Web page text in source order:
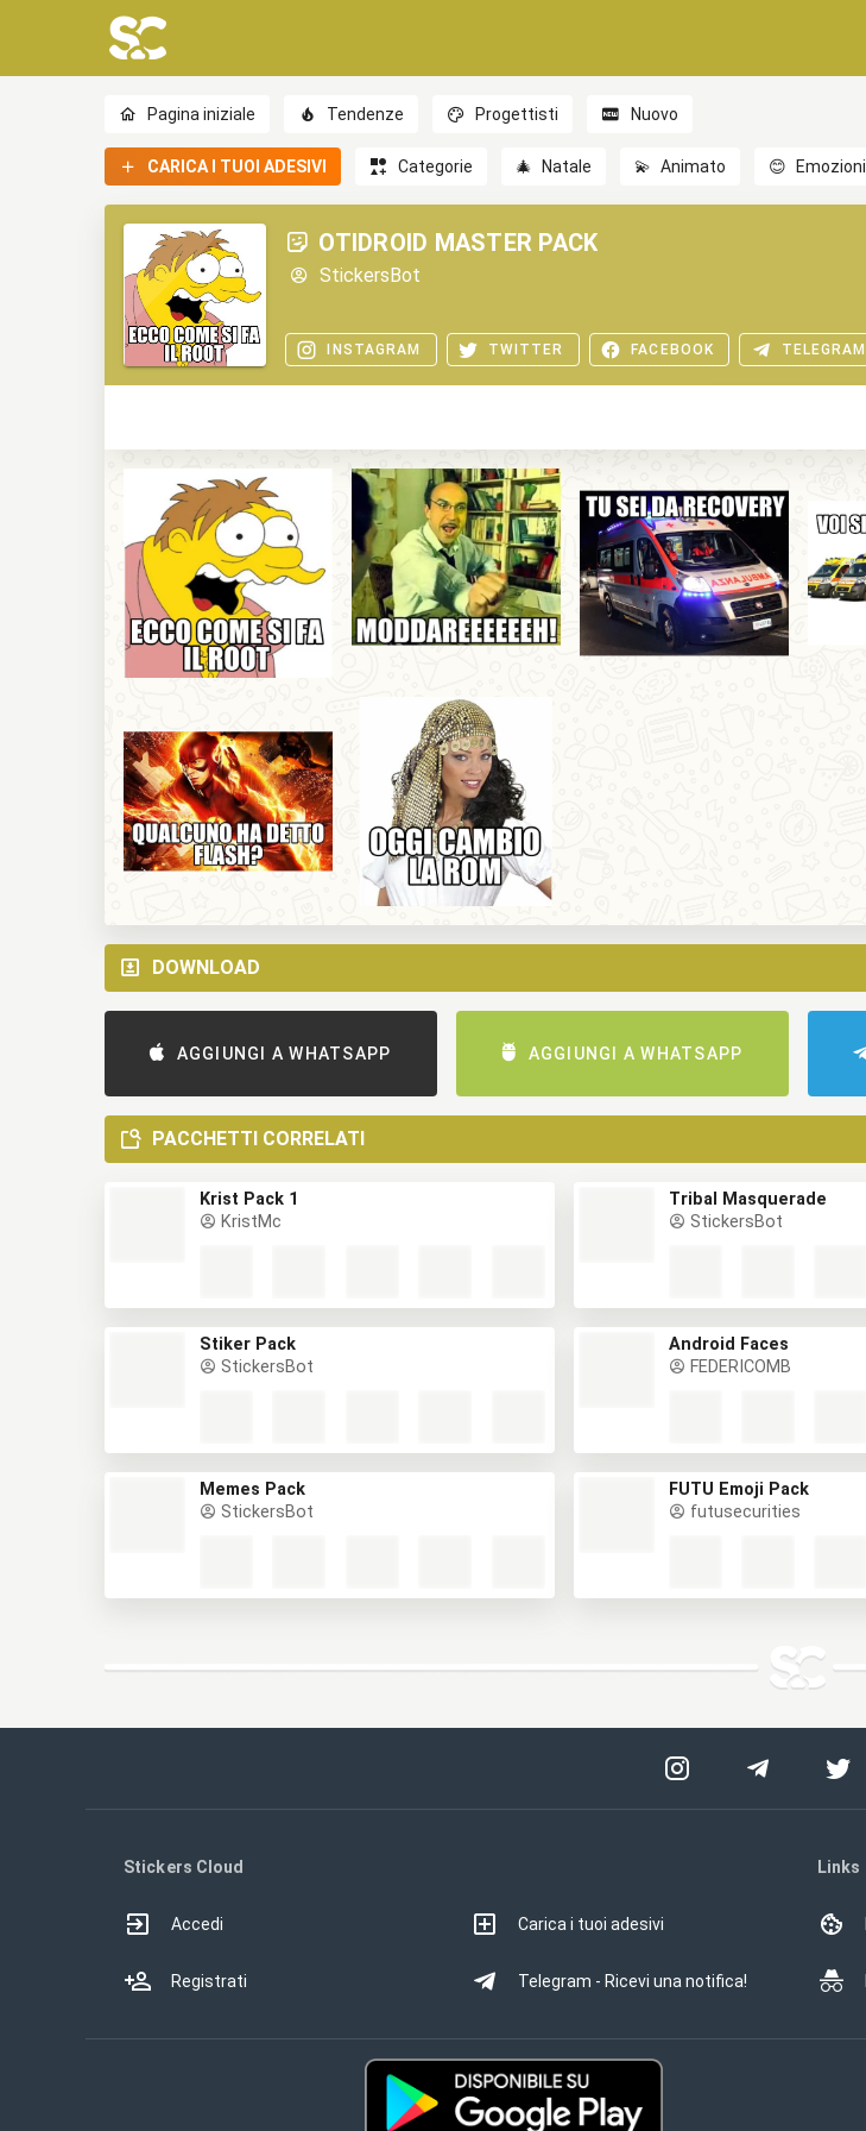
Pagina iniziale Tendenze Progettisti Nuovo
CARICA I TUOI ADESIVI Categorie 🎄 Natale 💫 Animato 😊 Emozioni
OTIDROID MASTER PACK
StickersBot
INSTAGRAM TWITTER FACEBOOK TELEGRAM
DOWNLOAD
AGGIUNGI A WHATSAPP AGGIUNGI A WHATSAPP
PACCHETTI CORRELATI
Krist Pack 1
KristMc
Tribal Masquerade
StickersBot
Stiker Pack
StickersBot
Android Faces
FEDERICOMB
Memes Pack
StickersBot
FUTU Emoji Pack
futusecurities
Stickers Cloud
Accedi
Registrati
Carica i tuoi adesivi
Telegram - Ricevi una notifica!
Links